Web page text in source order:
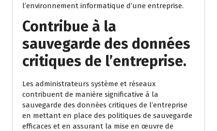
l’environnement informatique d’une entreprise.
Contribue à la
sauvegarde des données
critiques de l’entreprise.
Les administrateurs système et réseaux
contribuent de manière significative à la
sauvegarde des données critiques de l’entreprise
en mettant en place des politiques de sauvegarde
efficaces et en assurant la mise en œuvre de